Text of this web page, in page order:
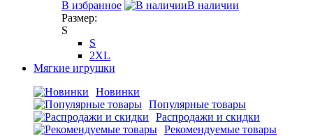
В избранное
В наличии
Размер:
S
S
2XL
Мягкие игрушки
Новинки
Популярные товары
Распродажи и скидки
Рекомендуемые товары